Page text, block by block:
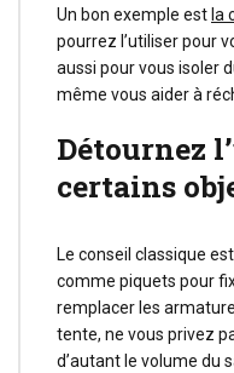
Un bon exemple est la
pourrez l’utiliser pour
aussi pour vous isoler
même vous aider à
Détournez
certains
Le conseil classique
comme piquets pour
remplacer les
tente, ne vous privez
d’autant le volume du